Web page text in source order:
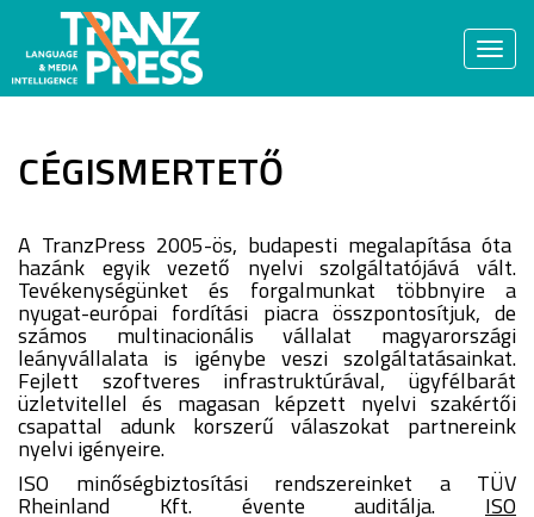
CÉGISMERTETŐ
A TranzPress 2005-ös, budapesti megalapítása óta
hazánk egyik vezető nyelvi szolgáltatójává vált.
Tevékenységünket és forgalmunkat többnyire a
nyugat-európai fordítási piacra összpontosítjuk, de
számos multinacionális vállalat magyarországi
leányvállalata is igénybe veszi szolgáltatásainkat.
Fejlett szoftveres infrastruktúrával, ügyfélbarát
üzletvitellel és magasan képzett nyelvi szakértői
csapattal adunk korszerű válaszokat partnereink
nyelvi igényeire.
ISO minőségbiztosítási rendszereinket a TÜV
Rheinland Kft. évente auditálja. ISO